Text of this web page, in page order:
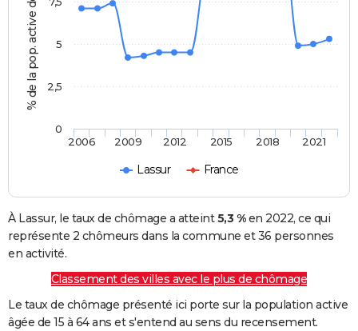
Lassur France
2006 2009 2012 2015 2018 2021
0
2,5
5
À Lassur, le taux de chômage a atteint5,3 %en 2022, ce qui
représente 2 chômeurs dans la commune et 36 personnes
en activité.
Classement des villes avec le plus de chômage
Le taux de chômage présenté ici porte sur la population active
âgée de 15 à 64 ans et s'entend au sens du recensement.